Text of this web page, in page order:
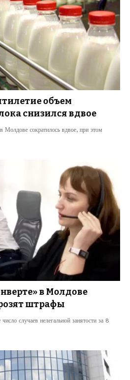
объем
снизился вдвое
Молдове сократилось вдвое, при этом
в Молдове
штрафы
случаев нелегальной занятости за 8